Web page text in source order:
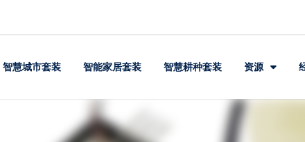
智慧城市套装 智能家居套装 智慧耕种套装 资源